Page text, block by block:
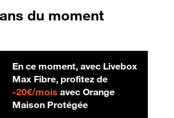
du moment
En ce moment, avec Livebox
Max Fibre, profitez de
-20€/mois20 € par mois
avec Orange
Maison Protégée